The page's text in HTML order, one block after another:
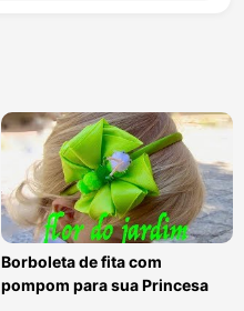
Borboleta de fita com
pompom para sua Princesa